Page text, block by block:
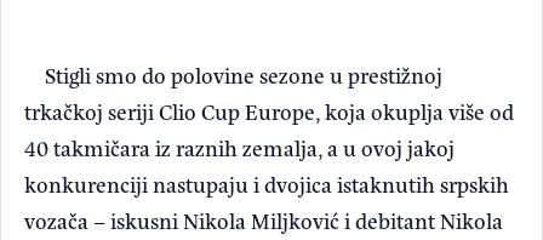
Stigli smo do polovine sezone u prestižnoj
trkačkoj seriji Clio Cup Europe, koja okuplja više od
40 takmičara iz raznih zemalja, a u ovoj jakoj
konkurenciji nastupaju i dvojica istaknutih srpskih
vozača – iskusni Nikola Miljković i debitant Nikola